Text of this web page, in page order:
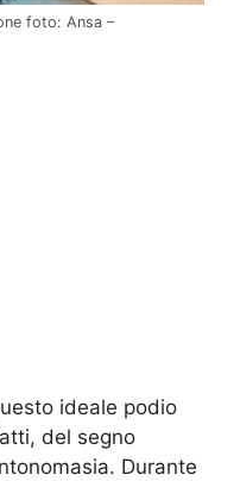
foto: Ansa –
ideale podio
del segno
Durante